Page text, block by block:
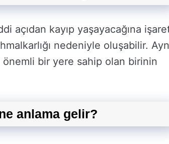
açıdan kayıp yaşayacağına
nedeniyle oluşabilir.
bir yere sahip olan birinin
anlama gelir?